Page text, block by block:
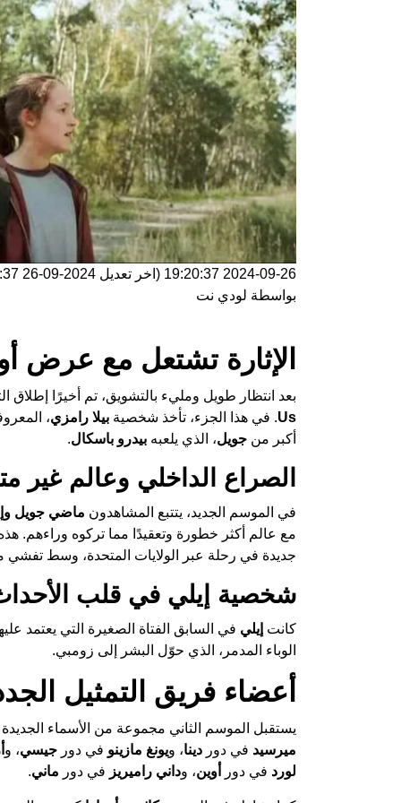
2024-09-26 19:20:37 (اخر تعديل 2024-09-26 19:20:37
بواسطة لودي نت
الإثارة تشتعل مع عرض
بعد انتظار طويل ومليء بالتشويق، تم أخيرًا إطلاق
Us. في هذا الجزء، تأخذ شخصية بيلا رامزي،
أكبر من جويل، الذي يلعبه بيدرو باسكال.
الصراع الداخلي وعالم غير
في الموسم الجديد، يتتبع المشاهدون ماضي جويل
مع عالم أكثر خطورة وتعقيدًا مما تركوه وراءهم.
جديدة في رحلة عبر الولايات المتحدة، وسط
شخصية إيلي في قلب
كانت إيلي في السابق الفتاة الصغيرة التي يعتمد
الوباء المدمر، الذي حوّل البشر إلى زومبي.
أعضاء فريق التمثيل
يستقبل الموسم الثاني مجموعة من الأسماء
ميرسيد في دور دينا، ويونغ مازينو في دور جيسي، و
لورد في دور أوين، وداني راميريز في دور ماني.